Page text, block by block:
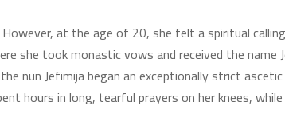
However, at the age of 20, she felt a spiritual
she took monastic vows and received the
the nun Jefimija began an exceptionally strict
hours in long, tearful prayers on her knees,